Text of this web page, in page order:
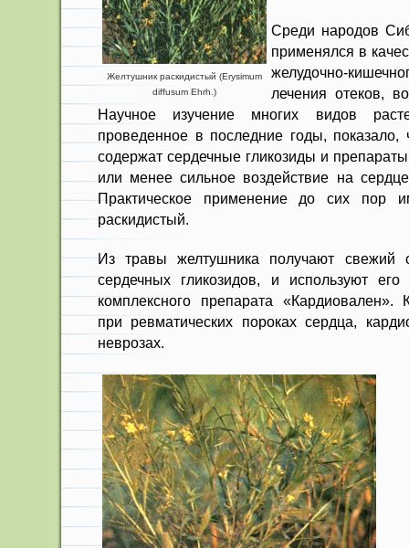
Желтушник раскидистый (Erysimum
diffusum Ehrh.)
Среди народов
применялся в
желудочно-
лечения отеков,
Научное изучение многих видов
проведенное в последние годы, показало,
содержат сердечные гликозиды и
или менее сильное воздействие на
Практическое применение до сих пор
раскидистый.
Из травы желтушника получают свежий
сердеч­ных гликозидов, и используют
комплексного пре­парата «Кардиовален».
при ревматических пороках сердца,
неврозах.